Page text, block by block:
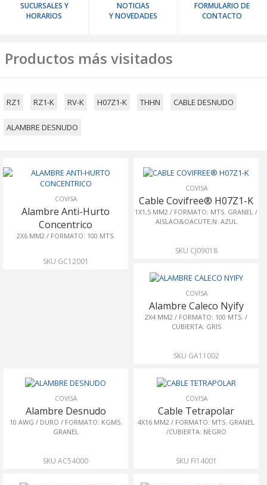
SUCURSALES Y
HORARIOS
NOTICIAS
Y NOVEDADES
FORMULARIO DE
CONTACTO
Productos más visitados
RZ1 RZ1-K RV-K H07Z1-K THHN CABLE DESNUDO
ALAMBRE DESNUDO
COVISA
Alambre Anti-Hurto
Concentrico
2X6 MM2 / FORMATO: 100 MTS.
SKU GC12001
COVISA
Cable Covifree® H07Z1-K
1X1,5 MM2 / FORMATO: MTS. GRANEL /
AISLACI&OACUTE;N: AZUL
SKU CJ09018
COVISA
Alambre Caleco Nyify
2X4 MM2 / FORMATO: 100 MTS. /
CUBIERTA: GRIS
SKU GA11002
COVISA
Alambre Desnudo
10 AWG / DURO / FORMATO: KGMS.
GRANEL
SKU AC54000
COVISA
Cable Tetrapolar
4X16 MM2 / FORMATO: MTS. GRANEL
/CUBIERTA: NEGRO
SKU FI14001